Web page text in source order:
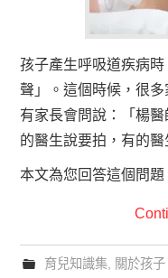
孩子產生呼吸道疾病
聲」。這個時候，很
有家長會問說：「楊
的醫生說要拍，有的
本文為您回答這個問題
育兒知識集, 關於孩子